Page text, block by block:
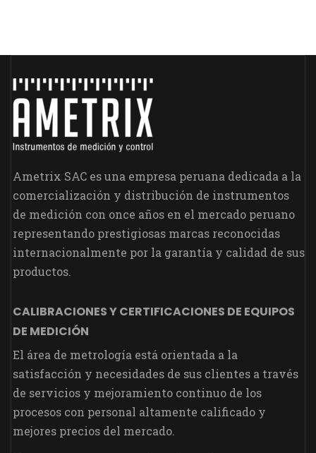
Ametrix SAC es una empresa peruana dedicada a la
comercialización y distribución de instrumentos
de medición con once años en el mercado peruano
representando prestigiosas marcas reconocidas
internacionalmente por la garantía y calidad de sus
productos.
CALIBRACIONES Y CERTIFICACIONES DE EQUIPOS
DE MEDICIÓN
El área de metrología está orientada a la
satisfacción y necesidades de sus clientes a través
de servicios y mejoramiento continuo de los
procesos con personal altamente calificado y
mejores precios del mercado.